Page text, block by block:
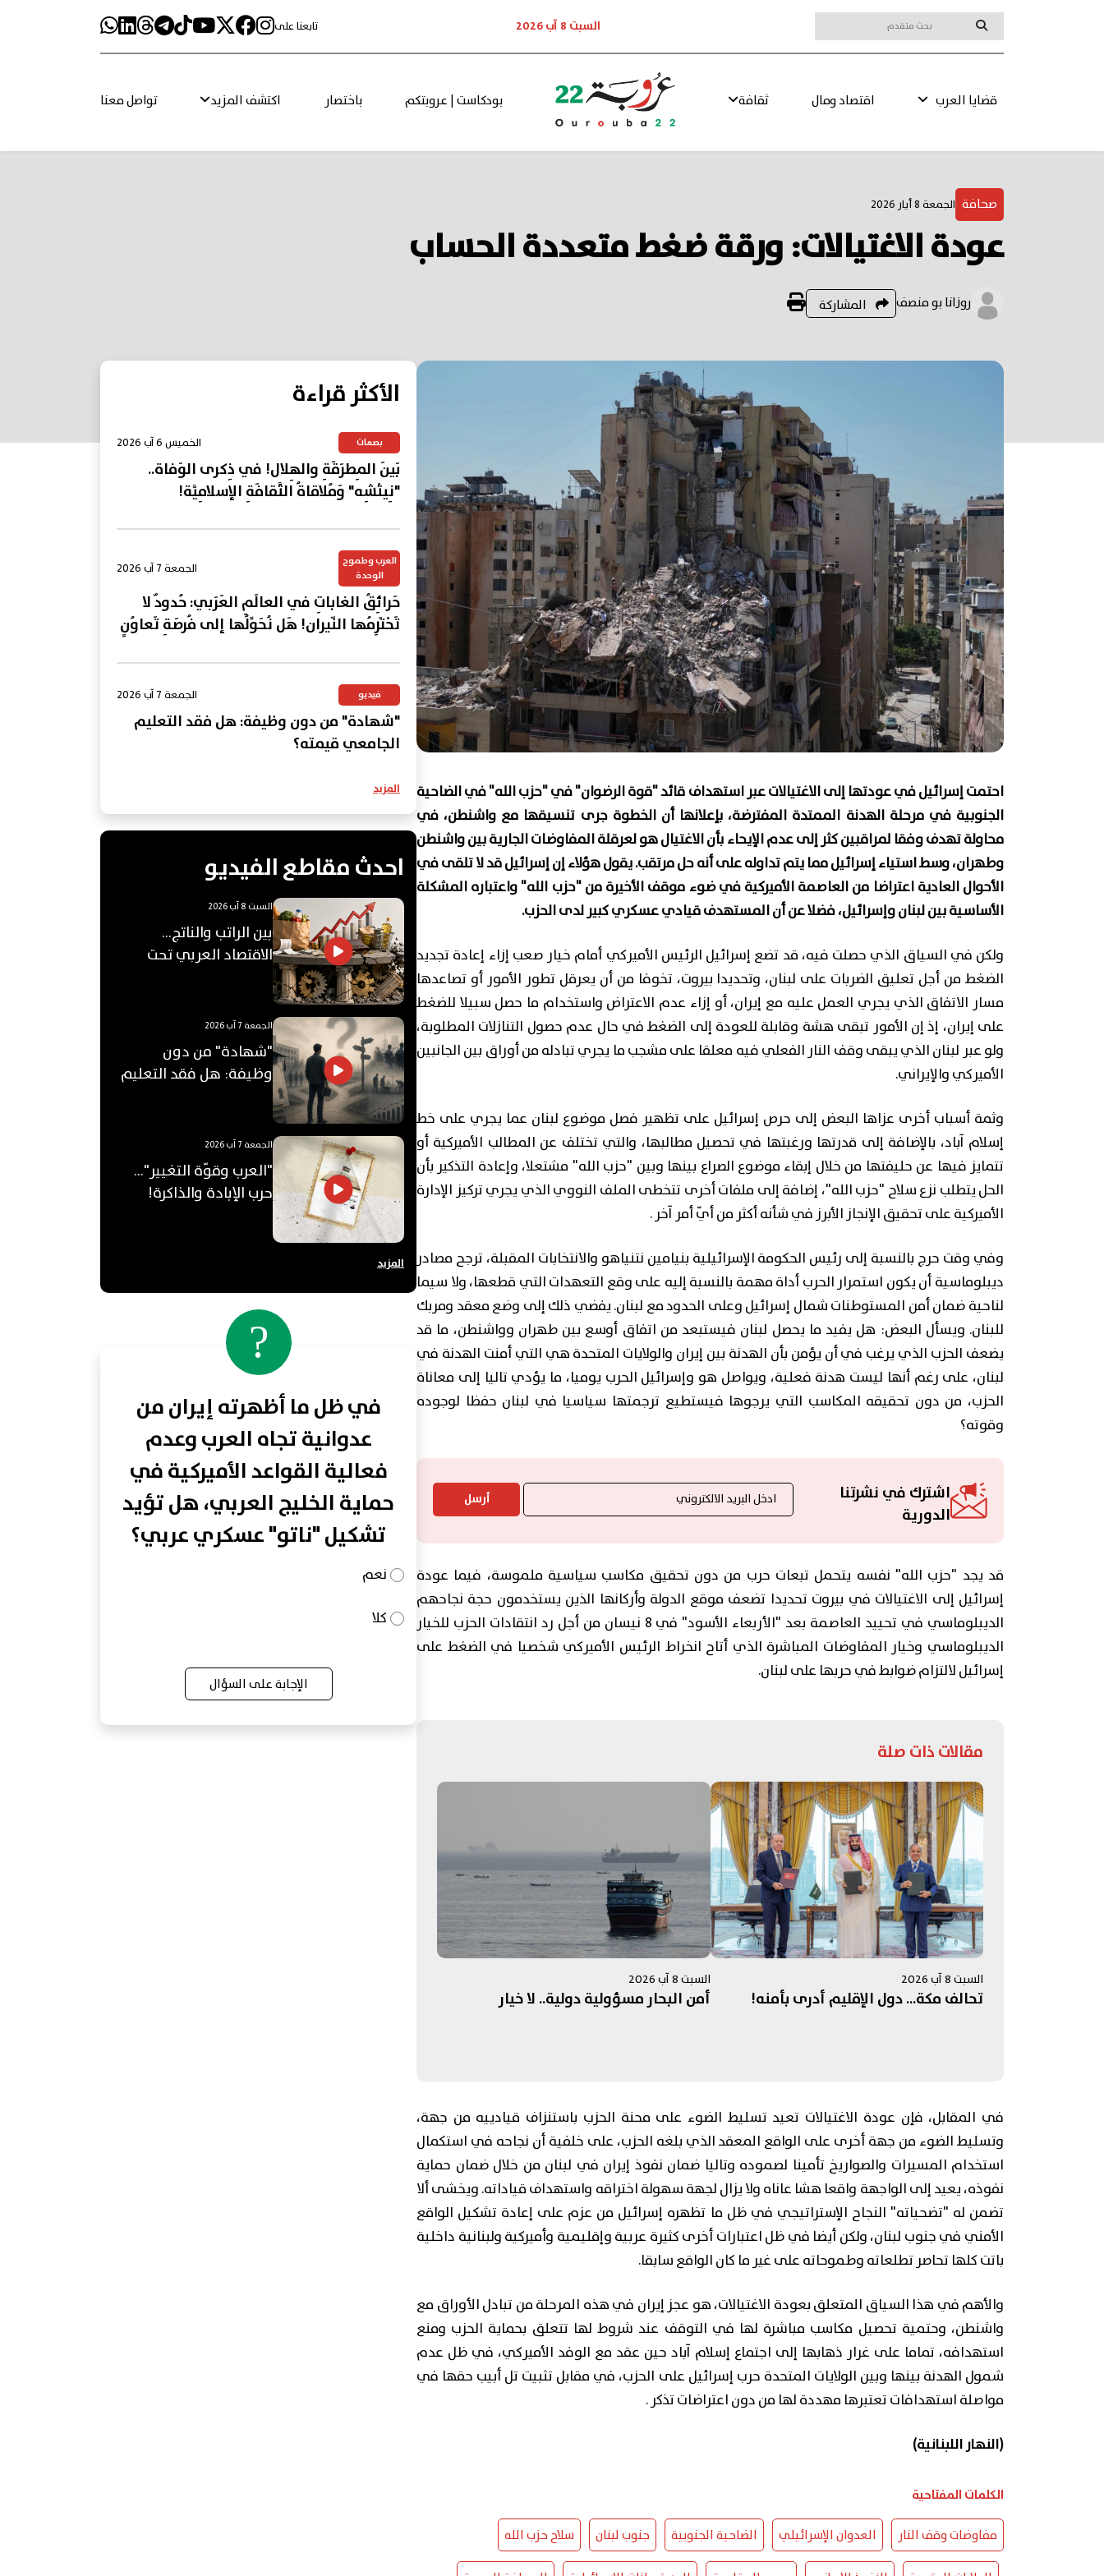
السبت 8 آب 2026 تابعنا على
قضايا العرب اقتصاد ومال ثقافة بودكاست | عروبتكم باختصار اكتشف المزيد تواصل معنا
صحافة الجمعة 8 أيار 2026
عودة الاغتيالات: ورقة ضغط متعددة الحساب
روزانا بو منصف المشاركة
احتمت إسرائيل في عودتها إلى الاغتيالات عبر استهداف قائد "قوة الرضوان" في "حزب الله" في الضاحية
الجنوبية في مرحلة الهدنة الممتدة المفترضة، بإعلانها أن الخطوة جرى تنسيقها مع واشنطن، في
محاولة تهدف وفقا لمراقبين كثر إلى عدم الإيحاء بأن الاغتيال هو لعرقلة المفاوضات الجارية بين واشنطن
وطهران، وسط استياء إسرائيل مما يتم تداوله على أنه حل مرتقب. يقول هؤلاء إن إسرائيل قد لا تلقى في
الأحوال العادية اعتراضا من العاصمة الأميركية في ضوء موقف الأخيرة من "حزب الله" واعتباره المشكلة
الأساسية بين لبنان وإسرائيل، فضلا عن أن المستهدف قيادي عسكري كبير لدى الحزب.
ولكن في السياق الذي حصلت فيه، قد تضع إسرائيل الرئيس الأميركي أمام خيار صعب إزاء إعادة تجديد
الضغط من أجل تعليق الضربات على لبنان، وتحديدا بيروت، تخوفا من أن يعرقل تطور الأمور أو تصاعدها
مسار الاتفاق الذي يجري العمل عليه مع إيران، أو إزاء عدم الاعتراض واستخدام ما حصل سبيلا للضغط
على إيران، إذ إن الأمور تبقى هشة وقابلة للعودة إلى الضغط في حال عدم حصول التنازلات المطلوبة،
ولو عبر لبنان الذي يبقى وقف النار الفعلي فيه معلقا على مشجب ما يجري تبادله من أوراق بين الجانبين
الأميركي والإيراني.
وثمة أسباب أخرى عزاها البعض إلى حرص إسرائيل على تظهير فصل موضوع لبنان عما يجري على خط
إسلام آباد، بالإضافة إلى قدرتها ورغبتها في تحصيل مطالبها، والتي تختلف عن المطالب الأميركية أو
تتمايز فيها عن حليفتها من خلال إبقاء موضوع الصراع بينها وبين "حزب الله" مشتعلا، وإعادة التذكير بأن
الحل يتطلب نزع سلاح "حزب الله"، إضافة إلى ملفات أخرى تتخطى الملف النووي الذي يجري تركيز الإدارة
الأميركية على تحقيق الإنجاز الأبرز في شأنه أكثر من أيّ أمر آخر .
وفي وقت حرج بالنسبة إلى رئيس الحكومة الإسرائيلية بنيامين نتنياهو والانتخابات المقبلة، ترجح مصادر
ديبلوماسية أن يكون استمرار الحرب أداة مهمة بالنسبة إليه على وقع التعهدات التي قطعها، ولا سيما
لناحية ضمان أمن المستوطنات شمال إسرائيل وعلى الحدود مع لبنان. يفضي ذلك إلى وضع معقد ومربك
للبنان. ويسأل البعض: هل يفيد ما يحصل لبنان فيستبعد من اتفاق أوسع بين طهران وواشنطن، ما قد
يضعف الحزب الذي يرغب في أن يؤمن بأن الهدنة بين إيران والولايات المتحدة هي التي أمنت الهدنة في
لبنان، على رغم أنها ليست هدنة فعلية، ويواصل هو وإسرائيل الحرب يوميا، ما يؤدي تاليا إلى معاناة
الحزب، من دون تحقيقه المكاسب التي يرجوها فيستطيع ترجمتها سياسيا في لبنان حفظا لوجوده
وقوته؟
اشترك في نشرتنا
الدورية
أرسل
قد يجد "حزب الله" نفسه يتحمل تبعات حرب من دون تحقيق مكاسب سياسية ملموسة، فيما عودة
إسرائيل إلى الاغتيالات في بيروت تحديدا تضعف موقع الدولة وأركانها الذين يستخدمون حجة نجاحهم
الديبلوماسي في تحييد العاصمة بعد "الأربعاء الأسود" في 8 نيسان من أجل رد انتقادات الحزب للخيار
الديبلوماسي وخيار المفاوضات المباشرة الذي أتاح انخراط الرئيس الأميركي شخصيا في الضغط على
إسرائيل لالتزام ضوابط في حربها على لبنان.
مقالات ذات صلة
السبت 8 آب 2026
تحالف مكة... دول الإقليم أدرى بأمنه!
السبت 8 آب 2026
أمن البحار مسؤولية دولية.. لا خيار
في المقابل، فإن عودة الاغتيالات تعيد تسليط الضوء على محنة الحزب باستنزاف قيادييه من جهة،
وتسليط الضوء من جهة أخرى على الواقع المعقد الذي بلغه الحزب، على خلفية أن نجاحه في استكمال
استخدام المسيرات والصواريخ تأمينا لصموده وتاليا ضمان نفوذ إيران في لبنان من خلال ضمان حماية
نفوذه، يعيد إلى الواجهة واقعا هشا عاناه ولا يزال لجهة سهولة اختراقه واستهداف قياداته. ويخشى ألا
تضمن له "تضحياته" النجاح الإستراتيجي في ظل ما تظهره إسرائيل من عزم على إعادة تشكيل الواقع
الأمني ​​في جنوب لبنان، ولكن أيضا في ظل اعتبارات أخرى كثيرة عربية وإقليمية وأميركية ولبنانية داخلية
باتت كلها تحاصر تطلعاته وطموحاته على غير ما كان الواقع سابقا.
والأهم في هذا السياق المتعلق بعودة الاغتيالات، هو عجز إيران في هذه المرحلة من تبادل الأوراق مع
واشنطن، وحتمية تحصيل مكاسب مباشرة لها في التوقف عند شروط لها تتعلق بحماية الحزب ومنع
استهدافه، تماما على غرار ذهابها إلى اجتماع إسلام آباد حين عقد مع الوفد الأميركي، في ظل عدم
شمول الهدنة بينها وبين الولايات المتحدة حرب إسرائيل على الحزب، في مقابل تثبيت تل أبيب حقها في
مواصلة استهدافات تعتبرها مهددة لها من دون اعتراضات تذكر .
(النهار اللبنانية)
الكلمات المفتاحية
مفاوضات وقف النار العدوان الإسرائيلي الضاحية الجنوبية جنوب لبنان سلاح حزب الله
الأكثر قراءة
بصمات الخميس 6 آب 2026
بَينَ المِطرَقَةِ والهِلال! في ذِكرى الوَفاة..
"نِيتْشِه" وَمُلاقاةُ الثَّقافَةِ الإسلامِيَّة!
العرب وطموح
الوحدة
الجمعة 7 آب 2026
حَرائِقُ الغاباتِ في العالَمِ العَرَبي: حُدودٌ لا
تَحْتَرِمُها النّيران! هَل نُحَوِّلُها إلى فُرصَةِ تَعاوُنٍ
فيديو الجمعة 7 آب 2026
"شهادة" من دون وظيفة: هل فقد التعليم
الجامعي قيمته؟
المزيد
احدث مقاطع الفيديو
السبت 8 آب 2026
بين الراتب والناتج…
الاقتصاد العربي تحت
ضغط "الفجوة"!
الجمعة 7 آب 2026
"شهادة" من دون
وظيفة: هل فقد التعليم
الجامعي قيمته؟
الجمعة 7 آب 2026
"العرب وقوّة التغيير"...
حرب الإبادة والذاكرة!
المزيد
?
في ظل ما أظهرته إيران من
عدوانية تجاه العرب وعدم
فعالية القواعد الأميركية في
حماية الخليج العربي، هل تؤيد
تشكيل "ناتو" عسكري عربي؟
نعم
كلا
الإجابة على السؤال